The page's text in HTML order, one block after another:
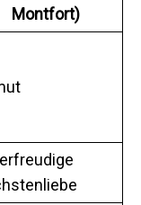
Montfort)